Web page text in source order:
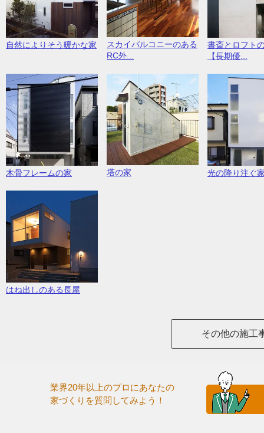
自然によりそう暖かな家
スカイバルコニーのある
RC外...
書斎とロフト
【長期優...
木骨フレームの家 塔の家 光の降り注ぐ
はね出しのある長屋
その他の施工
業界20年以上のプロにあなたの
家づくりを質問してみよう！